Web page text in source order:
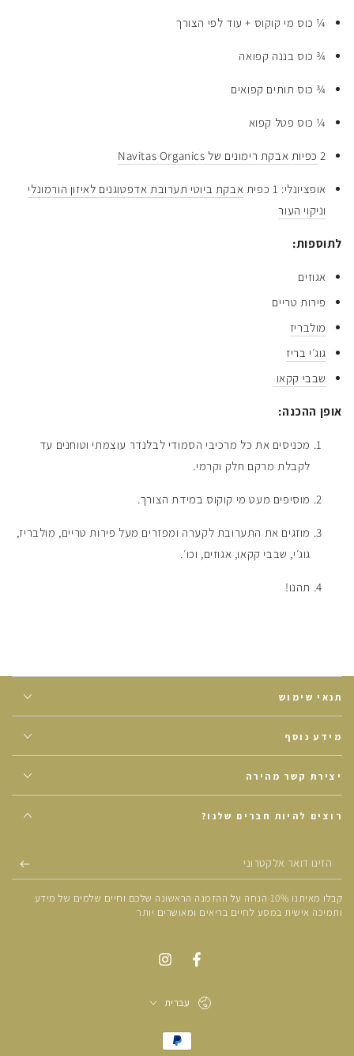
¼ כוס מי קוקוס + עוד לפי הצורך
¾ כוס בננה קפואה
¾ כוס תותים קפואים
¼ כוס פטל קפוא
2 כפיות אבקת רימונים של Navitas Organics
אופציונלי: 1 כפית
אבקת ביוטי תערובת אדפטוגנים לאיזון הורמונלי
וניקוי העור
לתוספות:
אגוזים
פירות טריים
מולבריז
גוג׳י בריז
שבבי קקאו
אופן ההכנה:
מכניסים את כל מרכיבי הסמודי לבלנדר עוצמתי וטוחנים עד
לקבלת מרקם חלק וקרמי.
מוסיפים מעט מי קוקוס במידת הצורך.
מוזגים את התערובת לקערה ומפזרים מעל פירות טריים, מולבריז,
גוג׳י, שבבי קקאו, אגוזים, וכו׳.
תהנו!
תנאי שימוש
מידע נוסף
יצירת קשר מהירה
רוצים להיות חברים שלנו?
הזינו
דואר
אלקטרוני
קבלו מאיתנו 10% הנחה על ההזמנה הראשונה שלכם וחיים שלמים של מידע
ותמיכה אישית במסע לחיים בריאים ומאושרים יותר
עברית